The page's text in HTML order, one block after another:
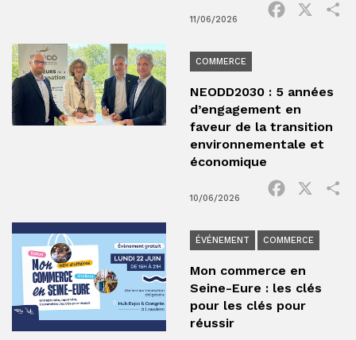
11/06/2026
Facebook
COMMERCE
NEODD2030 : 5 années
d’engagement en
faveur de la transition
environnementale et
économique
10/06/2026
Facebook
ÉVÉNEMENT COMMERCE
Mon commerce en
Seine-Eure : les clés
pour les clés pour
réussir